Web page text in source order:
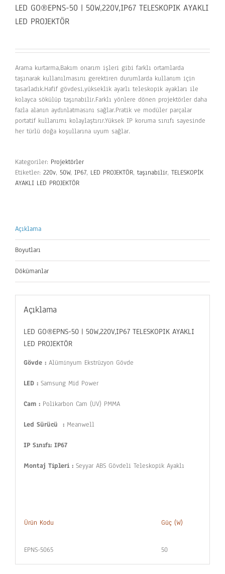
LED GO®EPNS-50 | 50W,220V,IP67 TELESKOPIK AYAKLI
LED PROJEKTÖR
Arama kurtarma,Bakım onarım işleri gibi farklı ortamlarda
taşınarak kullanılmasını gerektiren durumlarda kullanım için
tasarladık.Hafif gövdesi,yükseklik ayarlı teleskopik ayakları ile
kolayca sökülüp taşınabilir.Farklı yönlere dönen projektörler daha
fazla alanın aydınlatmasını sağlar.Pratik ve modüler parçalar
portatif kullanımı kolaylaştırır.Yüksek IP koruma sınıfı sayesinde
her türlü doğa koşullarına uyum sağlar.
Kategoriler: Projektörler
Etiketler: 220v, 50W, IP67, LED PROJEKTÖR, taşınabilir, TELESKOPİK
AYAKLI LED PROJEKTÖR
Açıklama
Boyutları
Dökümanlar
Açıklama
LED GO®EPNS-50 | 50W,220V,IP67 TELESKOPIK AYAKLI
LED PROJEKTÖR
Gövde :Alüminyum Ekstrüzyon Gövde
LED :Samsung Mid Power
Cam :Polikarbon Cam (UV) PMMA
Led Sürücü :Meanwell
IP Sınıfı: IP67
Montaj Tipleri : Seyyar ABS Gövdeli Teleskopik Ayaklı
Ürün Kodu Güç (W)
EPNS-5065 50